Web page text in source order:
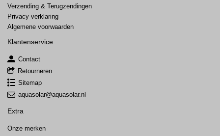
Verzending & Terugzendingen
Privacy verklaring
Algemene voorwaarden
Klantenservice
Contact
Retourneren
Sitemap
aquasolar@aquasolar.nl
Extra
Onze merken